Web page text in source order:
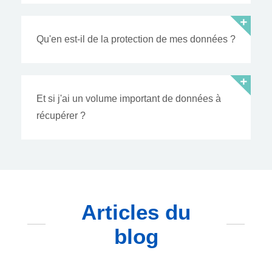
Qu'en est-il de la protection de mes données ?
Et si j'ai un volume important de données à
récupérer ?
Articles du
blog